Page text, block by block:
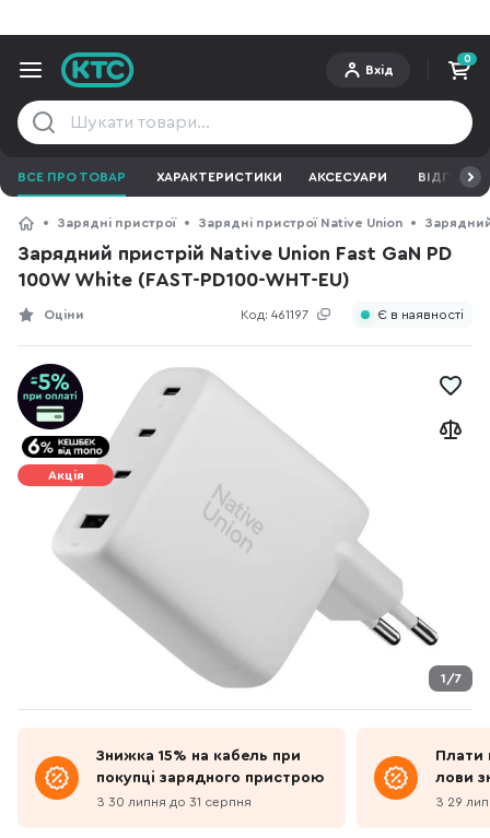
Вхід
0
ВСЕ ПРО ТОВАР ХАРАКТЕРИСТИКИ АКСЕСУАРИ ВІДГУКИ
Зарядні пристрої Зарядні пристрої Native Union
Зарядний пристрій Native Union Fast GaN PD
100W White (FAST-PD100-WHT-EU)
Код: 461197
Оціни Є в наявності
1/7
Акція
Знижка 15% на кабель при
покупці зарядного пристрою
З 30 липня до 31 серпня
Плати
лови
З 29